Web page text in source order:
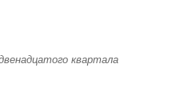
квартала